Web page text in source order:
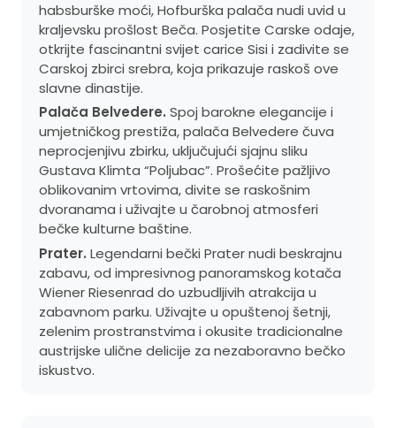
habsburške moći, Hofburška palača nudi uvid u
kraljevsku prošlost Beča. Posjetite Carske odaje,
otkrijte fascinantni svijet carice Sisi i zadivite se
Carskoj zbirci srebra, koja prikazuje raskoš ove
slavne dinastije.
Palača Belvedere. Spoj barokne elegancije i
umjetničkog prestiža, palača Belvedere čuva
neprocjenjivu zbirku, uključujući sjajnu sliku
Gustava Klimta “Poljubac”. Prošećite pažljivo
oblikovanim vrtovima, divite se raskošnim
dvoranama i uživajte u čarobnoj atmosferi
bečke kulturne baštine.
Prater. Legendarni bečki Prater nudi beskrajnu
zabavu, od impresivnog panoramskog kotača
Wiener Riesenrad do uzbudljivih atrakcija u
zabavnom parku. Uživajte u opuštenoj šetnji,
zelenim prostranstvima i okusite tradicionalne
austrijske ulične delicije za nezaboravno bečko
iskustvo.